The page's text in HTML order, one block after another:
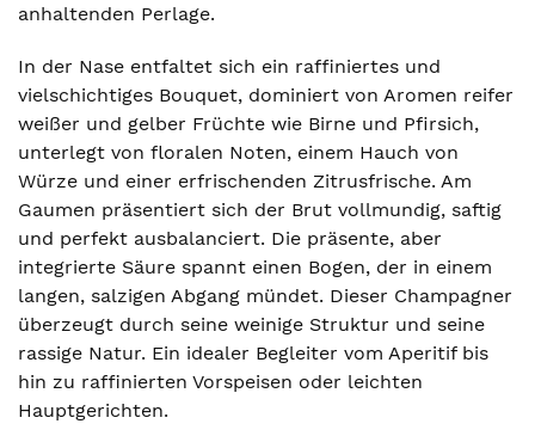
anhaltenden Perlage.
In der Nase entfaltet sich ein raffiniertes und
vielschichtiges Bouquet, dominiert von Aromen reifer
weißer und gelber Früchte wie Birne und Pfirsich,
unterlegt von floralen Noten, einem Hauch von
Würze und einer erfrischenden Zitrusfrische. Am
Gaumen präsentiert sich der Brut vollmundig, saftig
und perfekt ausbalanciert. Die präsente, aber
integrierte Säure spannt einen Bogen, der in einem
langen, salzigen Abgang mündet. Dieser Champagner
überzeugt durch seine weinige Struktur und seine
rassige Natur. Ein idealer Begleiter vom Aperitif bis
hin zu raffinierten Vorspeisen oder leichten
Hauptgerichten.